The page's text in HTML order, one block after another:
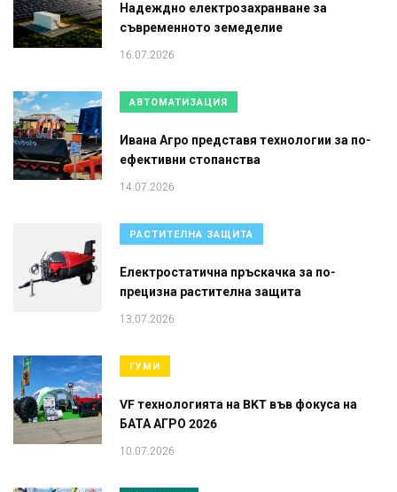
Надеждно електрозахранване за
съвременното земеделие
16.07.2026
АВТОМАТИЗАЦИЯ
Ивана Агро представя технологии за по-
ефективни стопанства
14.07.2026
РАСТИТЕЛНА ЗАЩИТА
Електростатична пръскачка за по-
прецизна растителна защита
13.07.2026
ГУМИ
VF технологията на BKT във фокуса на
БАТА АГРО 2026
10.07.2026